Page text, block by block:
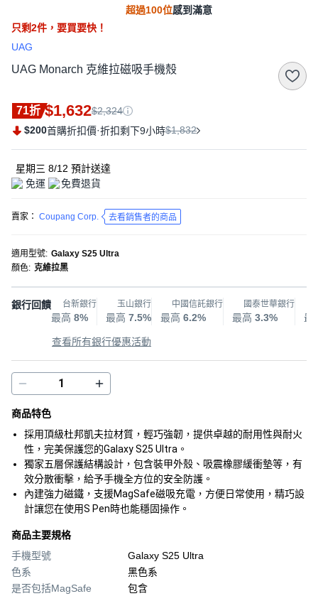
超過100位感到滿意
只剩2件， 要買要快！
UAG
UAG Monarch 克維拉磁吸手機殼
71折 $1,632$2,324
$200首購折扣價·折扣剩下9小時$1,832
星期三 8/12 預計送達
免運
免費退貨
賣家： Coupang Corp. 去看銷售者的商品
適用型號: Galaxy S25 Ultra
顏色: 克維拉黑
銀行回饋 台新銀行
最高 8%
玉山銀行
最高 7.5%
中國信託銀行
最高 6.2%
國泰世華銀行
最高 3.3% 最
查看所有銀行優惠活動
商品特色
採用頂級杜邦凱夫拉材質，輕巧強韌，提供卓越的耐用性與耐火
性，完美保護您的Galaxy S25 Ultra。
獨家五層保護結構設計，包含裝甲外殼、吸震橡膠緩衝墊等，有
效分散衝擊，給予手機全方位的安全防護。
內建強力磁鐵，支援MagSafe磁吸充電，方便日常使用，精巧設
計讓您在使用S Pen時也能穩固操作。
商品主要規格
手機型號
Galaxy S25 Ultra
色系
黑色系
是否包括MagSafe
包含